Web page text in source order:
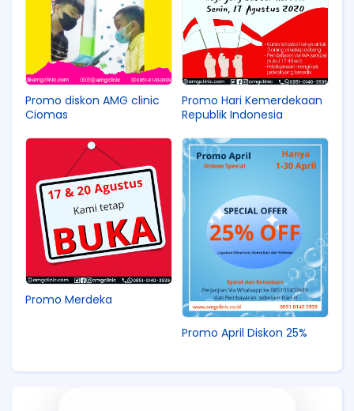
Promo diskon AMG clinic
Ciomas
Promo Hari Kemerdekaan
Republik Indonesia
Promo Merdeka
Promo April Diskon 25%